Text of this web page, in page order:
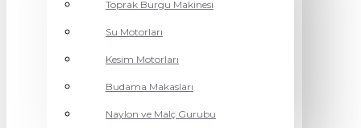
Toprak Burgu Makinesi
Su Motorları
Kesim Motorları
Budama Makasları
Naylon ve Malç Gurubu